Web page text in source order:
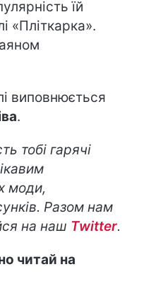
їй
«Пліткарка».
виповнюється
.
тобі гарячі
моди,
Разом нам
на наш Twitter.
читай на